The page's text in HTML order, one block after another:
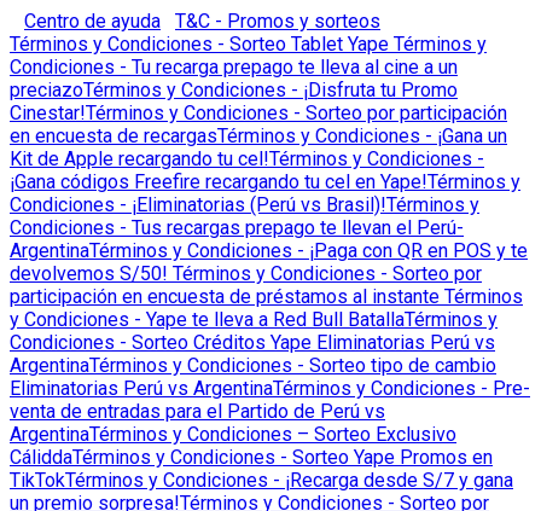
Centro de ayuda
T&C - Promos y sorteos
Términos y Condiciones - Sorteo Tablet Yape Términos y
Condiciones - Tu recarga prepago te lleva al cine a un
preciazoTérminos y Condiciones - ¡Disfruta tu Promo
Cinestar!Términos y Condiciones - Sorteo por participación
en encuesta de recargasTérminos y Condiciones - ¡Gana un
Kit de Apple recargando tu cel!Términos y Condiciones -
¡Gana códigos Freefire recargando tu cel en Yape!Términos y
Condiciones - ¡Eliminatorias (Perú vs Brasil)!Términos y
Condiciones - Tus recargas prepago te llevan el Perú-
ArgentinaTérminos y Condiciones - ¡Paga con QR en POS y te
devolvemos S/50! Términos y Condiciones - Sorteo por
participación en encuesta de préstamos al instante Términos
y Condiciones - Yape te lleva a Red Bull BatallaTérminos y
Condiciones - Sorteo Créditos Yape Eliminatorias Perú vs
ArgentinaTérminos y Condiciones - Sorteo tipo de cambio
Eliminatorias Perú vs ArgentinaTérminos y Condiciones - Pre-
venta de entradas para el Partido de Perú vs
ArgentinaTérminos y Condiciones – Sorteo Exclusivo
CáliddaTérminos y Condiciones - Sorteo Yape Promos en
TikTokTérminos y Condiciones - ¡Recarga desde S/7 y gana
un premio sorpresa!Términos y Condiciones - Sorteo por